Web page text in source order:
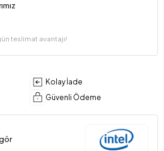
teslimat avantajı!
Kolay İade
Güvenli Ödeme